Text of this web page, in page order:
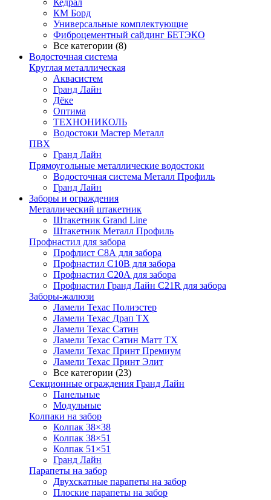
Кедрал
КМ Борд
Универсальные комплектующие
Фиброцементный сайдинг БЕТЭКО
Все категории (8)
Водосточная система
Круглая металлическая
Аквасистем
Гранд Лайн
Дёке
Оптима
ТЕХНОНИКОЛЬ
Водостоки Мастер Металл
ПВХ
Гранд Лайн
Прямоугольные металлические водостоки
Водосточная система Металл Профиль
Гранд Лайн
Заборы и ограждения
Металлический штакетник
Штакетник Grand Line
Штакетник Металл Профиль
Профнастил для забора
Профлист С8А для забора
Профнастил С10В для забора
Профнастил С20А для забора
Профнастил Гранд Лайн С21R для забора
Заборы-жалюзи
Ламели Техас Полиэстер
Ламели Техас Драп ТХ
Ламели Техас Сатин
Ламели Техас Сатин Матт ТХ
Ламели Техас Принт Премиум
Ламели Техас Принт Элит
Все категории (23)
Секционные ограждения Гранд Лайн
Панельные
Модульные
Колпаки на забор
Колпак 38×38
Колпак 38×51
Колпак 51×51
Гранд Лайн
Парапеты на забор
Двухскатные парапеты на забор
Плоские парапеты на забор